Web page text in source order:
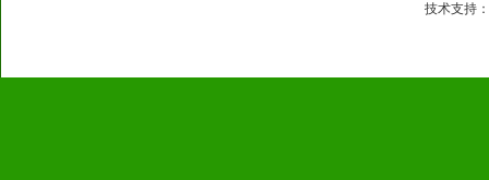
技术支持